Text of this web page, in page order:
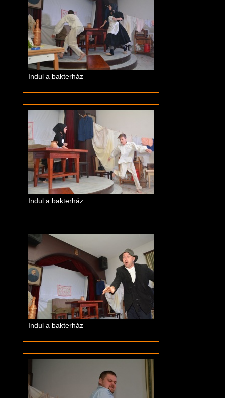
Indul a bakterház
Indul a bakterház
Indul a bakterház